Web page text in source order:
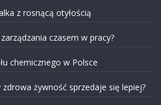
z rosnącą otyłością
czasem w pracy?
chemicznego w Polsce
zdrowa żywność sprzedaje się lepiej?